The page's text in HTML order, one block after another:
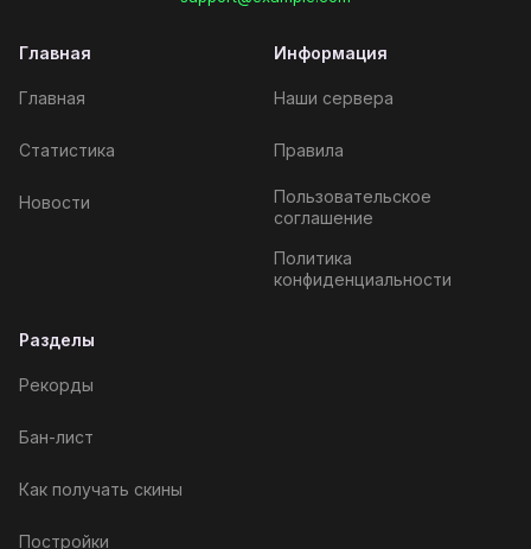
Главная
Главная
Статистика
Новости
Информация
Наши сервера
Правила
Пользовательское
соглашение
Политика
конфиденциальности
Разделы
Рекорды
Бан-лист
Как получать скины
Постройки